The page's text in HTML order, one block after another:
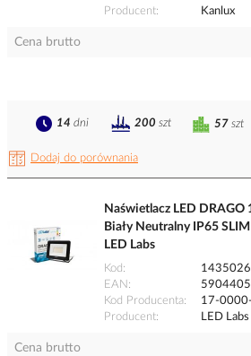
Producent
Kanlux
Cena brutto
Dodaj do porównania
57 szt
14 dni 200 szt
Naświetlacz LED
Biały Neutralny IP65
LED Labs
Kod
1435026
EAN
Kod Producenta
17-
Producent
LED Labs
Cena brutto